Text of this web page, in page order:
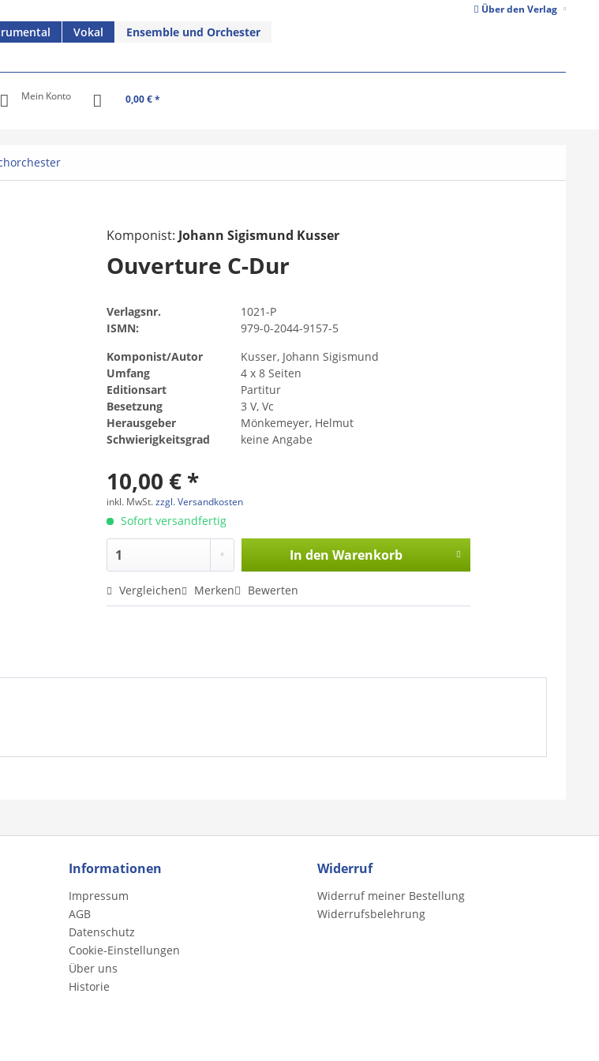
Über den Verlag
Vokal Ensemble und Orchester
Mein Konto 0,00 € *
Komponist: Johann Sigismund Kusser
Ouverture C-Dur
Verlagsnr.
1021-P
ISMN:
979-0-2044-9157-5
Komponist/Autor
Kusser, Johann Sigismund
Umfang
4 x 8 Seiten
Editionsart
Partitur
Besetzung
3 V, Vc
Herausgeber
Mönkemeyer, Helmut
Schwierigkeitsgrad
keine Angabe
10,00 € *
inkl. MwSt.zzgl. Versandkosten
Sofort versandfertig
In den Warenkorb
Vergleichen Merken Bewerten
Informationen
Impressum
AGB
Datenschutz
Cookie-Einstellungen
Über uns
Historie
Widerruf
Widerruf meiner Bestellung
Widerrufsbelehrung